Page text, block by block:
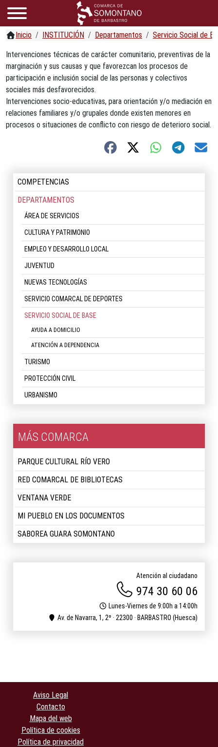
Inicio INSTITUCIÓN Departamentos Servicio Social de
Intervenciones técnicas de carácter comunitario, preventivas de la
marginación y sus causas y que favorezcan los procesos de
participación e inclusión social de las personas y colectivos
sociales más desfavorecidos.
Intervenciones socio-educativas, para orientación y/o mediación en
relaciones familiares y/o grupales donde existen menores en
procesos o situaciones de conflicto con riesgo de deterioro social.
COMPETENCIAS
DEPARTAMENTOS
ÁREA DE SERVICIOS
CULTURA Y PATRIMONIO
EMPLEO Y DESARROLLO LOCAL
JUVENTUD
NUEVAS TECNOLOGÍAS
SERVICIO COMARCAL DE DEPORTES
SERVICIO SOCIAL DE BASE
AYUDA A DOMICILIO
ATENCIÓN A DEPENDENCIA
TURISMO
PROTECCIÓN CIVIL
URBANISMO
MÁS COMARCA
PARQUE CULTURAL RÍO VERO
RED COMARCAL DE BIBLIOTECAS
VENTANA VERDE
MI PUEBLO EN LOS DOCUMENTOS
SABOREA GUARA SOMONTANO
Atención al ciudadano
974 30 60 06
Lunes-Viernes de 9:00h a 14:00h
Av. de Navarra, 1, 2º · 22300 · BARBASTRO (Huesca)
Aviso Legal
Contacto
Mapa del web
Política de cookies
Política de privacidad